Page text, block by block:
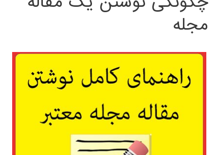
مجله